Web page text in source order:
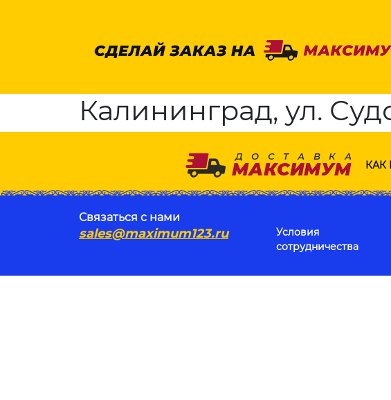
Калининград, ул.
КАК
Связаться с нами
sales@maximum123.ru
Условия
сотрудничества